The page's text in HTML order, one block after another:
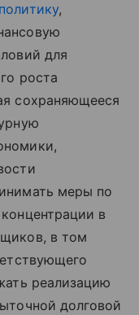
,
для
роста
сохраняющееся
меры по
в
в том
реализацию
долговой